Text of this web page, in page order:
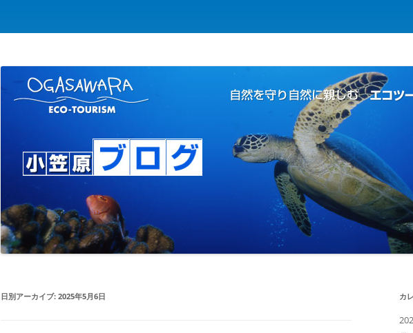
小笠原ブログ | 自然を守り自然に親しむ エコツ
日別アーカイブ: 2025年5月6日 カ